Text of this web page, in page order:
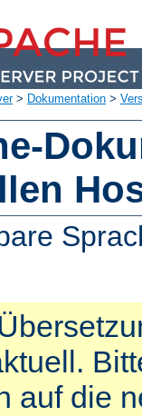
> Dokumentation >
auf die